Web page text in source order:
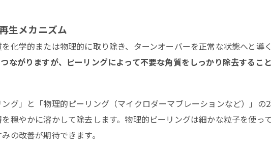
長久手市について
ピーリング成功者の体験談と失敗回避Q&A・最適店選びチェッ
サロン概要
生メカニズム
化学的または物理的に取り除き、ターンオーバーを正常な状態へと導く
ながりますが、ピーリングによって不要な角質をしっかり除去するこ
グ」と「物理的ピーリング（マイクロダーマブレーションなど）」
穏やかに溶かして除去します。物理的ピーリングは細かな粒子を使っ
の改善が期待できます。